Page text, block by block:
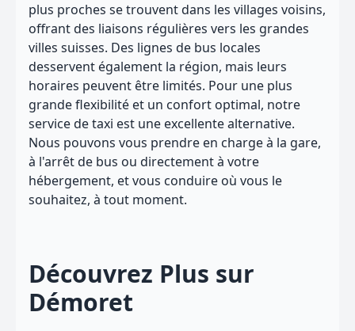
plus proches se trouvent dans les villages voisins,
offrant des liaisons régulières vers les grandes
villes suisses. Des lignes de bus locales
desservent également la région, mais leurs
horaires peuvent être limités. Pour une plus
grande flexibilité et un confort optimal, notre
service de taxi est une excellente alternative.
Nous pouvons vous prendre en charge à la gare,
à l'arrêt de bus ou directement à votre
hébergement, et vous conduire où vous le
souhaitez, à tout moment.
Découvrez Plus sur
Démoret